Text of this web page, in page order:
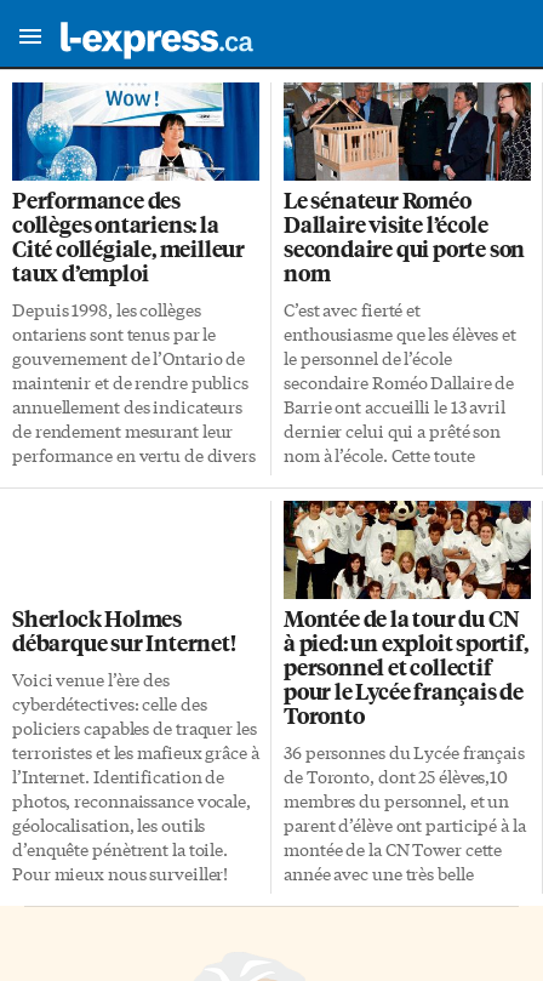
Performance des
collèges ontariens: la
Cité collégiale, meilleur
taux d’emploi
Depuis 1998, les collèges
ontariens sont tenus par le
gouvernement de l’Ontario de
maintenir et de rendre publics
annuellement des indicateurs
de rendement mesurant leur
performance en vertu de divers
taux de 90,7 %. Ceci signifie que
ses diplômés trouvent un
emploi dans leur domaine dans
les six mois suivants l’obtention
de leur diplôme. C’est supérieur
de 7,7 % à la moyenne
provinciale. L’année dernière,
le Collège s’était déjà classé […]
Le sénateur Roméo
Dallaire visite l’école
secondaire qui porte son
nom
C’est avec fierté et
enthousiasme que les élèves et
le personnel de l’école
secondaire Roméo Dallaire de
Barrie ont accueilli le 13 avril
dernier celui qui a prêté son
nom à l’école. Cette toute
général à la retraite et sénateur,
Roméo A. Dallaire, lui a permis
de constater la vitalité et
l’engagement de la
communauté scolaire. Au cours
d’une cérémonie en son
honneur, Guy Belcourt,
conseiller scolaire a exprimé
toute sa reconnaissance envers
le sénateur Dallaire. «Nous
sommes heureux que vous ayez
accepté d’apposer votre nom à
notre école. Nous l’affichons
dignement au quotidien», a-t-il
affirmé. Cette […]
Sherlock Holmes
débarque sur Internet!
Voici venue l’ère des
cyberdétectives: celle des
policiers capables de traquer les
terroristes et les mafieux grâce à
l’Internet. Identification de
photos, reconnaissance vocale,
géolocalisation, les outils
d’enquête pénètrent la toile.
Pour mieux nous surveiller!
Montée de la tour du CN
à pied: un exploit sportif,
personnel et collectif
pour le Lycée français de
Toronto
36 personnes du Lycée français
de Toronto, dont 25 élèves,10
membres du personnel, et un
parent d’élève ont participé à la
montée de la CN Tower cette
année avec une très belle